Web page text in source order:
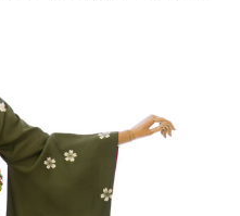
法人・グループの
お客様はこちら